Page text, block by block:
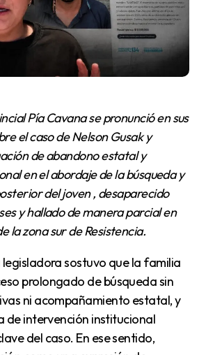
el caso de Nelson Gusak y
de abandono estatal y
en el abordaje de la búsqueda y
del joven , desaparecido
y hallado de manera parcial en
la zona sur de Resistencia.
prolongado de búsqueda sin
ni acompañamiento estatal, y
de intervención institucional
del caso. En ese sentido,